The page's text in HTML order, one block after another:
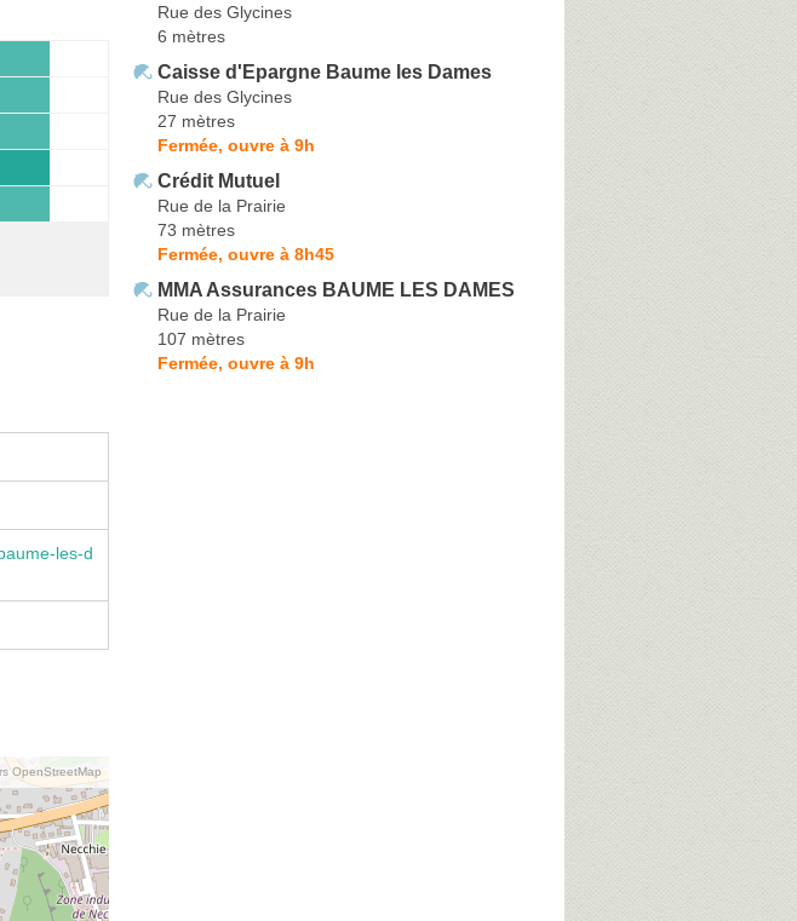
les-d
OpenStreetMap
Rue des Glycines
6 mètres
Caisse d'Epargne Baume les Dames
Rue des Glycines
27 mètres
Fermée, ouvre à 9h
Crédit Mutuel
Rue de la Prairie
73 mètres
Fermée, ouvre à 8h45
MMA Assurances BAUME LES DAMES
Rue de la Prairie
107 mètres
Fermée, ouvre à 9h